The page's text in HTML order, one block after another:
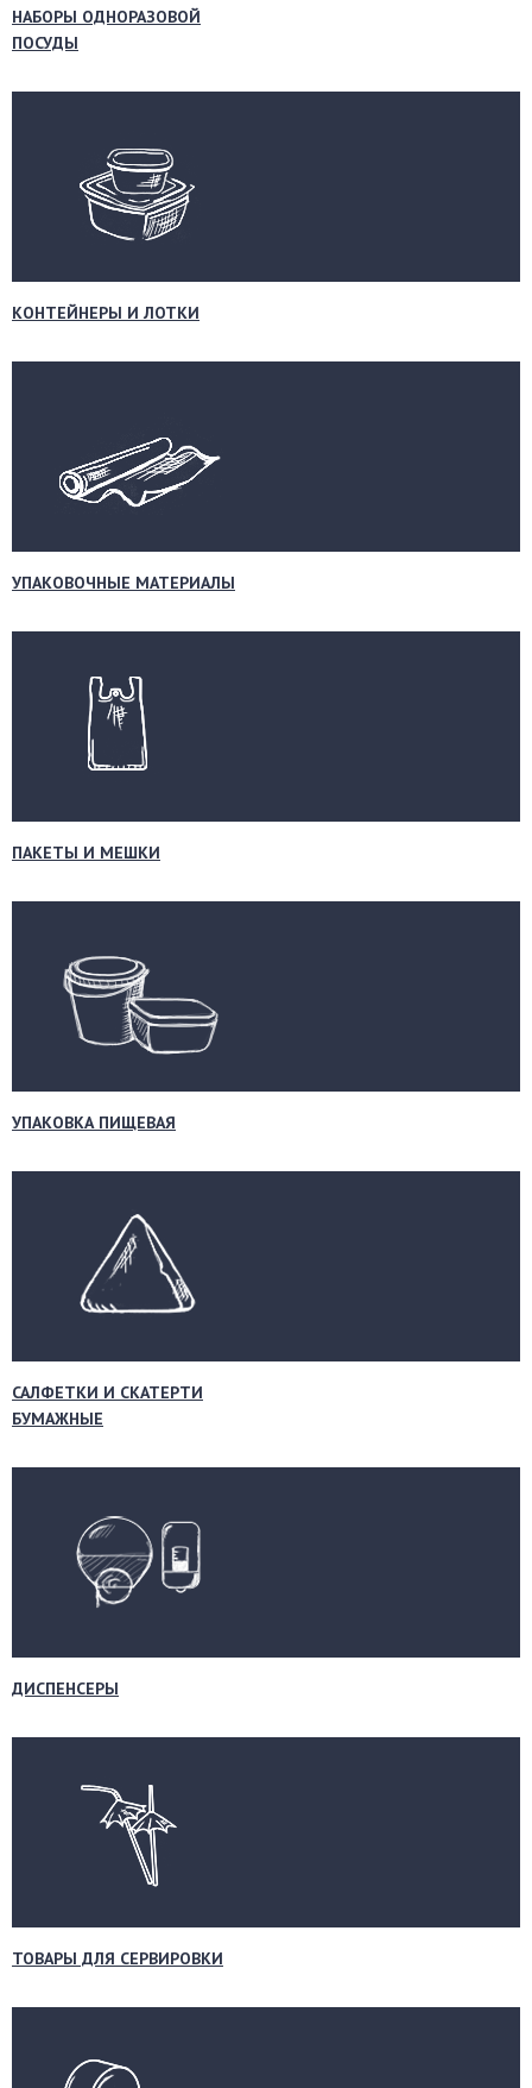
НАБОРЫ ОДНОРАЗОВОЙ
ПОСУДЫ
КОНТЕЙНЕРЫ И ЛОТКИ
УПАКОВОЧНЫЕ МАТЕРИАЛЫ
ПАКЕТЫ И МЕШКИ
УПАКОВКА ПИЩЕВАЯ
САЛФЕТКИ И СКАТЕРТИ
БУМАЖНЫЕ
ДИСПЕНСЕРЫ
ТОВАРЫ ДЛЯ СЕРВИРОВКИ